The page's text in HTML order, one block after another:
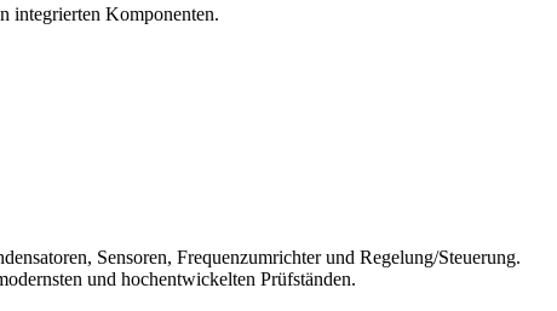
integrierten Komponenten.
Sensoren, Frequenzumrichter und Regelung/Steuerung.
und hochentwickelten Prüfständen.